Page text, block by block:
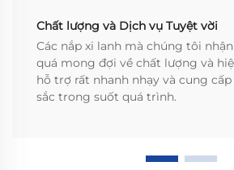
Chất lượng và Dịch vụ Tuyệt vời
Các nắp xi lanh mà chúng tôi
quá mong đợi về chất lượng và
hỗ trợ rất nhanh nhạy và cung
sắc trong suốt quá trình.